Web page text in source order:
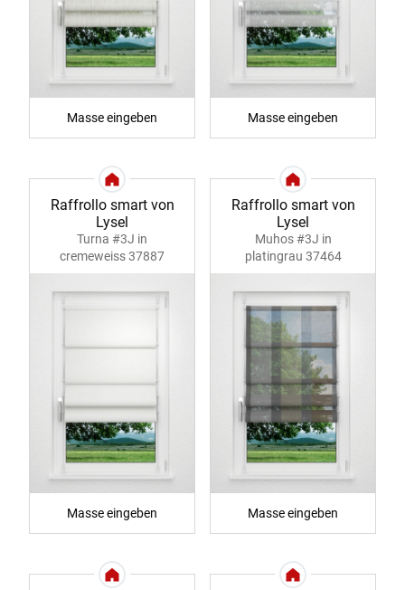
Masse eingeben Masse eingeben
Raffrollo smart von
Lysel
Turna #3J in
cremeweiss 37887
Masse eingeben
Raffrollo smart von
Lysel
Muhos #3J in
platingrau 37464
Masse eingeben